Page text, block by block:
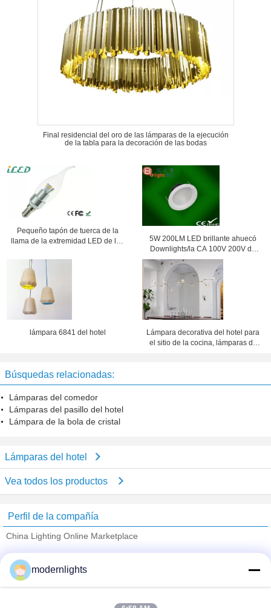
Final residencial del oro de las lámparas de la ejecución
de la tabla para la decoración de las bodas
Pequeño tapón de tuerca de la
llama de la extremidad LED de las
bulbos blancos calientes de la vela
5W 200LM LED brillante ahuecó
Downlights/la CA 100V 200V de
las lámparas de la iluminación del
techo
lámpara 6841 del hotel
Lámpara decorativa del hotel para
el sitio de la cocina, lámparas de
Búsquedas relacionadas:
Lámparas del comedor
Lámparas del pasillo del hotel
Lámpara de la bola de cristal
Lámparas del hotel
Vea todos los productos
Perfil de la compañía
China Lighting Online Marketplace
Trust Seal
Verified Suplier
modernlights